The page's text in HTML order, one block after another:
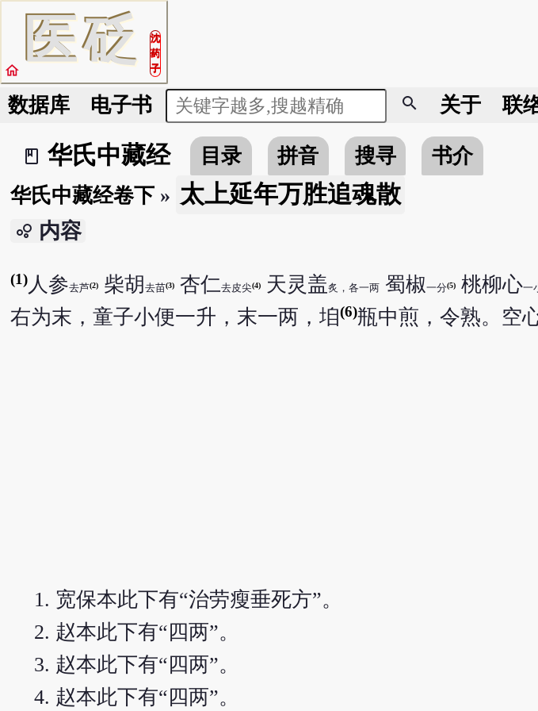
医砭
沈
药
子
home
数据库 电子书 search 关于 联
book_2
华氏中藏经 目录 拼音 搜寻
书介
华氏中藏经卷下» 太上延年万胜追魂散
bubble_chart 内容
(1)人参去芦(2)柴胡 去苗(3)杏仁去皮尖(4)天灵盖炙，各一两蜀椒一分(5)桃柳心一
右为末，童子小便一升，末一两，垍(6)瓶中煎，令熟。空
宽保本此下有“治劳瘦垂死方”。
赵本此下有“四两”。
赵本此下有“四两”。
赵本此下有“四两”。